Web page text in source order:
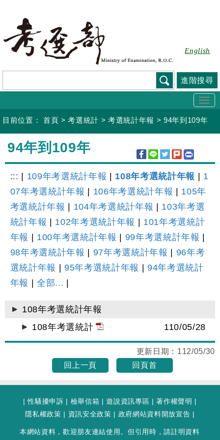
要
容
English
進階搜尋
目前位置： 首頁 >考選統計 >考選統計年報 >94年到109年
94年到109年
::: 109年考選統計年報 108年考選統計年報
1
07年考選統計年報
106年考選統計年報
105年
考選統計年報
104年考選統計年報
103年考選
統計年報
102年考選統計年報
101年考選統計
年報
100年考選統計年報 99年考選統計年報
98年考選統計年報
97年考選統計年報
96年考
選統計年報
|95年考選統計年報 |94年考選統計
年報
|全部...
108年考選統計年報
108年考選統計
110/05/28
更新日期： 112/05/30
回上一頁
回頁首
|性騷擾申訴 | 檢舉信箱 |遊說資訊專區 |著作權聲明 |
隱私權政策 | 資訊安全政策 | 政府網站資料開放宣告 |
本網站資料，歡迎朋友連結使用。但引用時，請註明資料